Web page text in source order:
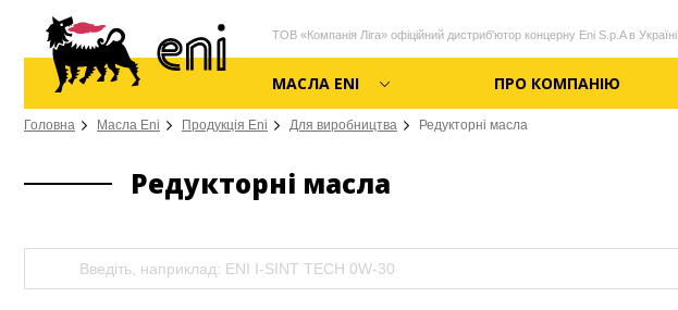
ТОВ «Компанія Ліга» офіційний дистриб'ютор концерну Eni S.p.A в Україні
МАСЛА ENI ПРО КОМПАНІЮ
Головна Масла Eni Продукція Eni Для виробництва Редукторні масла
Редукторні масла